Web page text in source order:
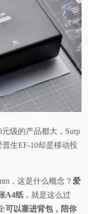
级的产品都大，Surp
生EF-10却是移动投
，这是什么概念？ 爱
A4纸 ，就是这么过
可以塞进背包，陪你